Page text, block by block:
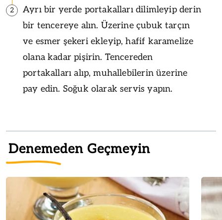
2
Ayrı bir yerde portakalları dilimleyip derin
bir tencereye alın. Üzerine çubuk tarçın
ve esmer şekeri ekleyip, hafif karamelize
olana kadar pişirin. Tencereden
portakalları alıp, muhallebilerin üzerine
pay edin. Soğuk olarak servis yapın.
Denemeden Geçmeyin